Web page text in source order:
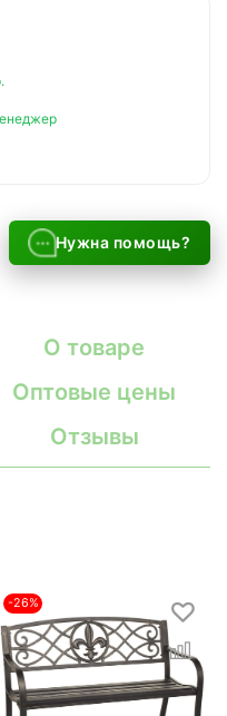
Нужна помощь?
О товаре
Оптовые цены
Отзывы
-26%